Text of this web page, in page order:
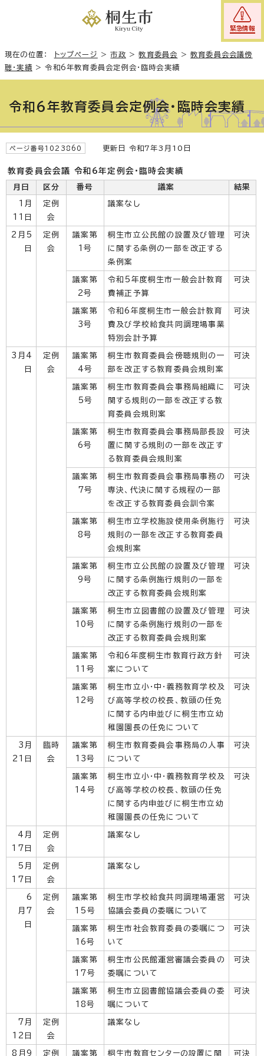
緊急情報
現在の位置： トップページ >市政 >教育委員会 >教育委員会会議傍
聴・実績>令和6年教育委員会定例会・臨時会実績
令和6年教育委員会定例会・臨時会実績
ページ番号1023860 更新日 令和7年3月10日
教育委員会会議 令和6年定例会・臨時会実績
月日 区分 番号 議案 結果
1月
11日
定例
会
議案なし
2月5
日
定例
会
議案第
1号
桐生市立公民館の設置及び管理
に関する条例の一部を改正する
条例案
可決
議案第
2号
令和5年度桐生市一般会計教育
費補正予算
可決
議案第
3号
令和6年度桐生市一般会計教育
費及び学校給食共同調理場事業
特別会計予算
可決
3月4
日
定例
会
議案第
4号
桐生市教育委員会傍聴規則の一
部を改正する教育委員会規則案
可決
議案第
5号
桐生市教育委員会事務局組織に
関する規則の一部を改正する教
育委員会規則案
可決
議案第
6号
桐生市教育委員会事務局部長設
置に関する規則の一部を改正す
る教育委員会規則案
可決
議案第
7号
桐生市教育委員会事務局事務の
専決、代決に関する規程の一部
を改正する教育委員会訓令案
可決
議案第
8号
桐生市立学校施設使用条例施行
規則の一部を改正する教育委員
会規則案
可決
議案第
9号
桐生市立公民館の設置及び管理
に関する条例施行規則の一部を
改正する教育委員会規則案
可決
議案第
10号
桐生市立図書館の設置及び管理
に関する条例施行規則の一部を
改正する教育委員会規則案
可決
議案第
11号
令和6年度桐生市教育行政方針
案について
可決
議案第
12号
桐生市立小・中・義務教育学校及
び高等学校の校長、教頭の任免
に関する内申並びに桐生市立幼
稚園園長の任免について
可決
3月
21日
臨時
会
議案第
13号
桐生市教育委員会事務局の人事
について
可決
議案第
14号
桐生市立小・中・義務教育学校及
び高等学校の校長、教頭の任免
に関する内申並びに桐生市立幼
稚園園長の任免について
可決
4月
17日
定例
会
議案なし
5月
17日
定例
会
議案なし
6
月7
日
定例
会
議案第
15号
桐生市学校給食共同調理場運営
協議会委員の委嘱について
可決
議案第
16号
桐生市社会教育委員の委嘱につ
いて
可決
議案第
17号
桐生市公民館運営審議会委員の
委嘱について
可決
議案第
18号
桐生市立図書館協議会委員の委
嘱について
可決
7月
12日
定例
会
議案なし
8月9 定例 議案第 桐生市教育センターの設置に関 可決